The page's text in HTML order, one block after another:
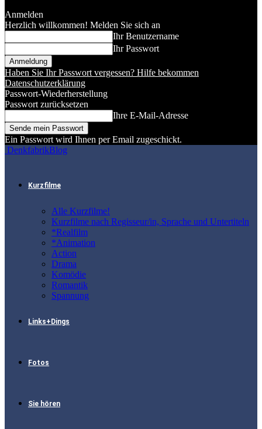
Anmelden
Herzlich willkommen! Melden Sie sich an
Ihr Benutzername
Ihr Passwort
Haben Sie Ihr Passwort vergessen? Hilfe bekommen
Datenschutzerklärung
Passwort-Wiederherstellung
Passwort zurücksetzen
Ihre E-Mail-Adresse
Ein Passwort wird Ihnen per Email zugeschickt.
DenkfabrikBlog
Kurzfilme
Alle Kurzfilme!
Kurzfilme nach Regisseur/in, Sprache und Untertiteln
*Realfilm
*Animation
Action
Drama
Komödie
Romantik
Spannung
Links+Dings
Fotos
Sie hören